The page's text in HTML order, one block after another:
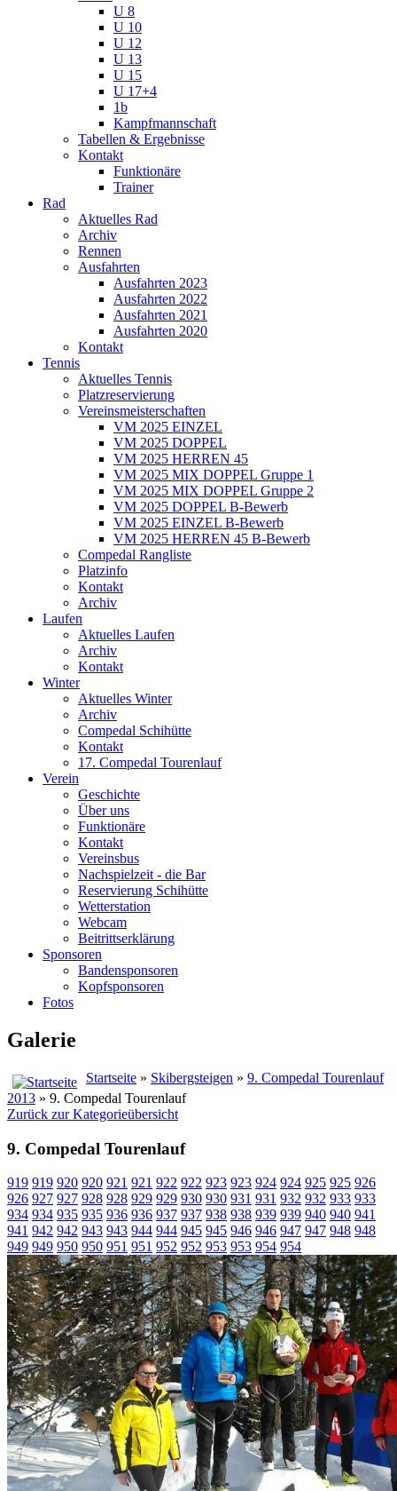
U 8
U 10
U 12
U 13
U 15
U 17+4
1b
Kampfmannschaft
Tabellen & Ergebnisse
Kontakt
Funktionäre
Trainer
Rad
Aktuelles Rad
Archiv
Rennen
Ausfahrten
Ausfahrten 2023
Ausfahrten 2022
Ausfahrten 2021
Ausfahrten 2020
Kontakt
Tennis
Aktuelles Tennis
Platzreservierung
Vereinsmeisterschaften
VM 2025 EINZEL
VM 2025 DOPPEL
VM 2025 HERREN 45
VM 2025 MIX DOPPEL Gruppe 1
VM 2025 MIX DOPPEL Gruppe 2
VM 2025 DOPPEL B-Bewerb
VM 2025 EINZEL B-Bewerb
VM 2025 HERREN 45 B-Bewerb
Compedal Rangliste
Platzinfo
Kontakt
Archiv
Laufen
Aktuelles Laufen
Archiv
Kontakt
Winter
Aktuelles Winter
Archiv
Compedal Schihütte
Kontakt
17. Compedal Tourenlauf
Verein
Geschichte
Über uns
Funktionäre
Kontakt
Vereinsbus
Nachspielzeit - die Bar
Reservierung Schihütte
Wetterstation
Webcam
Beitrittserklärung
Sponsoren
Bandensponsoren
Kopfsponsoren
Fotos
Galerie
Startseite » Skibergsteigen » 9. Compedal Tourenlauf
2013 » 9. Compedal Tourenlauf
Zurück zur Kategorieübersicht
9. Compedal Tourenlauf
919 919 920 920 921 921 922 922 923 923 924 924 925 925 926
926 927 927 928 928 929 929 930 930 931 931 932 932 933 933
934 934 935 935 936 936 937 937 938 938 939 939 940 940 941
941 942 942 943 943 944 944 945 945 946 946 947 947 948 948
949 949 950 950 951 951 952 952 953 953 954 954